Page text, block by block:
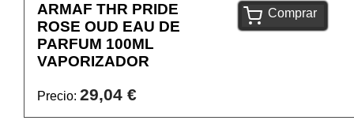
ARMAF THR PRIDE
ROSE OUD EAU DE
PARFUM 100ML
VAPORIZADOR
Precio: 29,04 €
Comprar